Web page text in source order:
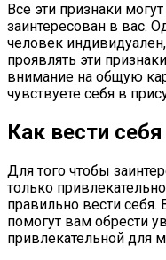
Все эти признаки
заинтересован в вас.
человек
проявлять эти
внимание на общую
чувствуете себя в
Как вести
Для того чтобы
только
правильно вести себя.
помогут вам обрести
привлекательной для